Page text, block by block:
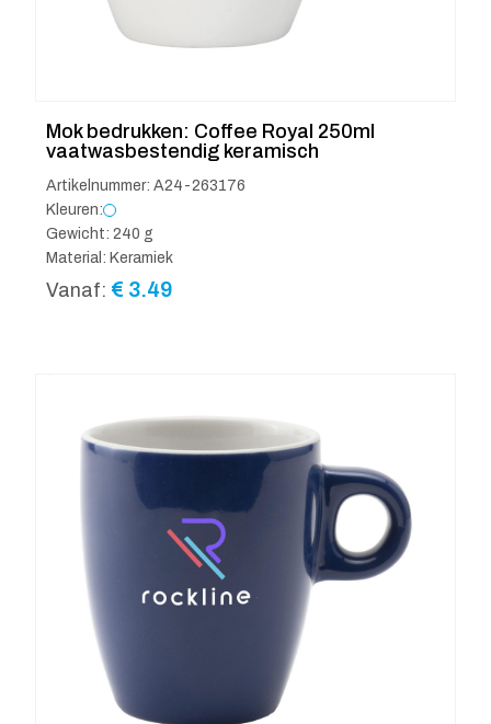
Mok bedrukken: Coffee Royal 250ml
vaatwasbestendig keramisch
Artikelnummer: A24-263176
Kleuren:
Gewicht: 240 g
Material: Keramiek
Vanaf: € 3.49